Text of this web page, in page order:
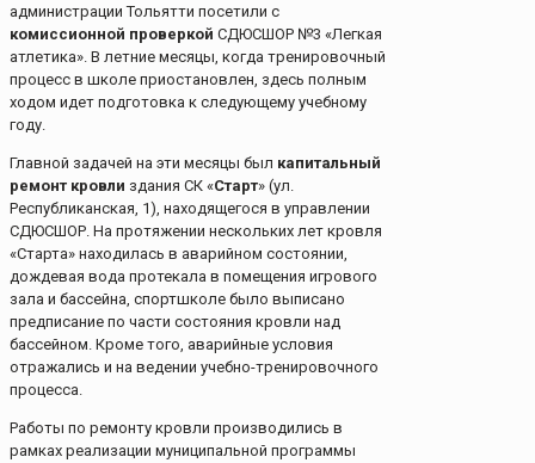
администрации Тольятти посетили с
комиссионной проверкой СДЮСШОР №3 «Легкая
атлетика». В летние месяцы, когда тренировочный
процесс в школе приостановлен, здесь полным
ходом идет подготовка к следующему учебному
году.
Главной задачей на эти месяцы был капитальный
ремонт кровли здания СК «Старт» (ул.
Республиканская, 1), находящегося в управлении
СДЮСШОР. На протяжении нескольких лет кровля
«Старта» находилась в аварийном состоянии,
дождевая вода протекала в помещения игрового
зала и бассейна, спортшколе было выписано
предписание по части состояния кровли над
бассейном. Кроме того, аварийные условия
отражались и на ведении учебно-тренировочного
процесса.
Работы по ремонту кровли производились в
рамках реализации муниципальной программы